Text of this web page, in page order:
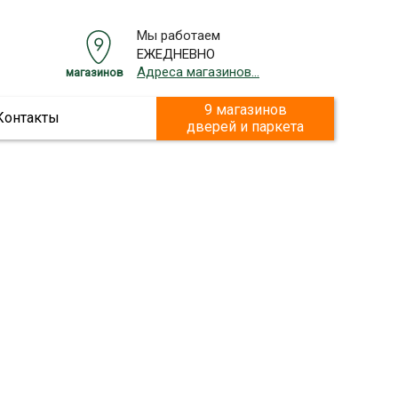
Мы работаем
ЕЖЕДНЕВНО
Адреса магазинов...
магазинов
9 магазинов
дверей и паркета